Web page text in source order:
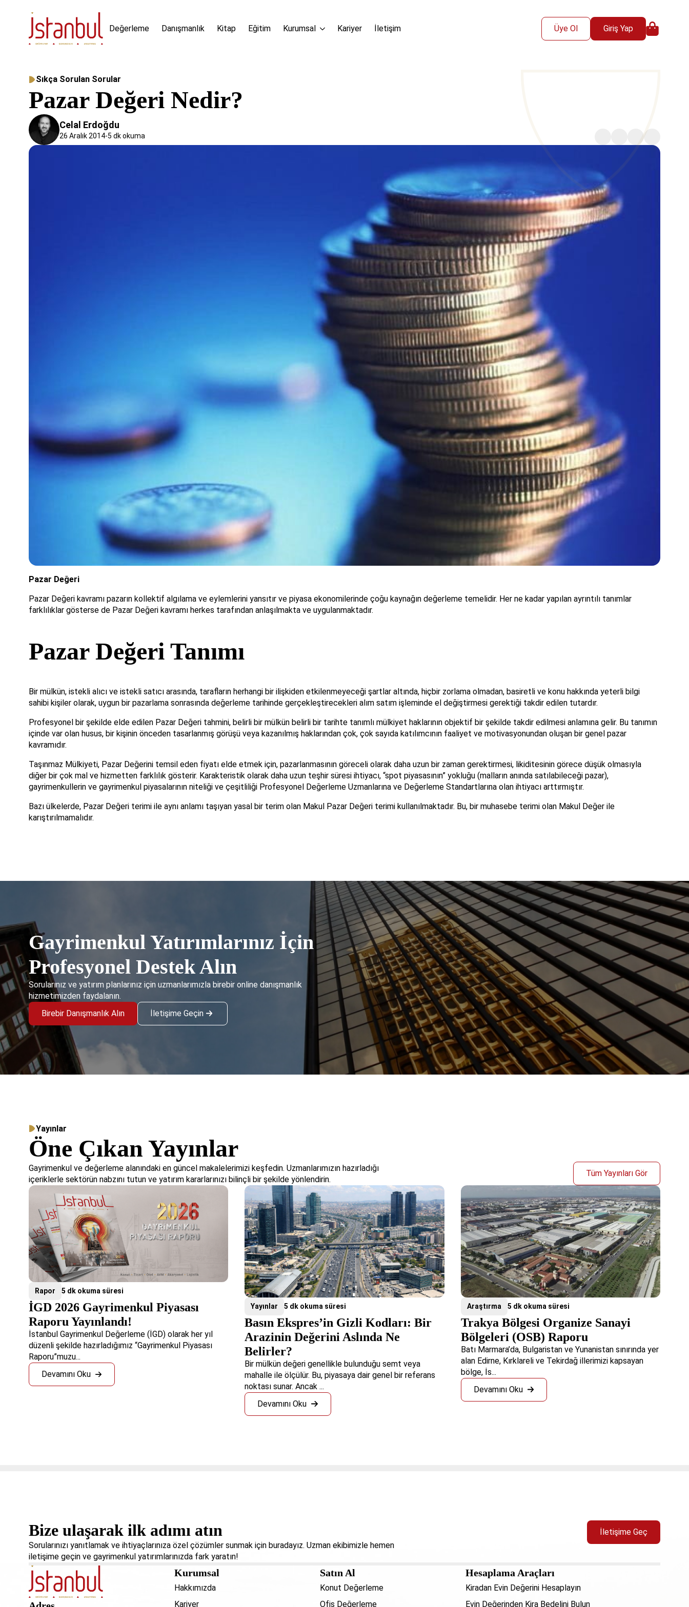
Değerleme Danışmanlık Kitap Eğitim Kurumsal Kariyer İletişim Üye Ol Giriş Yap
Sıkça Sorulan Sorular
Pazar Değeri Nedir?
Celal Erdoğdu
26 Aralık 2014-5 dk okuma
Pazar Değeri
Pazar Değeri kavramı pazarın kollektif algılama ve eylemlerini yansıtır ve piyasa ekonomilerinde çoğu kaynağın değerleme temelidir. Her ne kadar yapılan ayrıntılı tanımlar
farklılıklar gösterse de Pazar Değeri kavramı herkes tarafından anlaşılmakta ve uygulanmaktadır.
Pazar Değeri Tanımı
Bir mülkün, istekli alıcı ve istekli satıcı arasında, tarafların herhangi bir ilişkiden etkilenmeyeceği şartlar altında, hiçbir zorlama olmadan, basiretli ve konu hakkında yeterli bilgi
sahibi kişiler olarak, uygun bir pazarlama sonrasında değerleme tarihinde gerçekleştirecekleri alım satım işleminde el değiştirmesi gerektiği takdir edilen tutardır.
Profesyonel bir şekilde elde edilen Pazar Değeri tahmini, belirli bir mülkün belirli bir tarihte tanımlı mülkiyet haklarının objektif bir şekilde takdir edilmesi anlamına gelir. Bu tanımın
içinde var olan husus, bir kişinin önceden tasarlanmış görüşü veya kazanılmış haklarından çok, çok sayıda katılımcının faaliyet ve motivasyonundan oluşan bir genel pazar
kavramıdır.
Taşınmaz Mülkiyeti, Pazar Değerini temsil eden fiyatı elde etmek için, pazarlanmasının göreceli olarak daha uzun bir zaman gerektirmesi, likiditesinin görece düşük olmasıyla
diğer bir çok mal ve hizmetten farklılık gösterir. Karakteristik olarak daha uzun teşhir süresi ihtiyacı, “spot piyasasının” yokluğu (malların anında satılabileceği pazar),
gayrimenkullerin ve gayrimenkul piyasalarının niteliği ve çeşitliliği Profesyonel Değerleme Uzmanlarına ve Değerleme Standartlarına olan ihtiyacı arttırmıştır.
Bazı ülkelerde, Pazar Değeri terimi ile aynı anlamı taşıyan yasal bir terim olan Makul Pazar Değeri terimi kullanılmaktadır. Bu, bir muhasebe terimi olan Makul Değer ile
karıştırılmamalıdır.
Gayrimenkul Yatırımlarınız İçin
Profesyonel Destek Alın
Sorularınız ve yatırım planlarınız için uzmanlarımızla birebir online danışmanlık
hizmetimizden faydalanın.
Birebir Danışmanlık Alın
İletişime Geçin
Yayınlar
Öne Çıkan Yayınlar
Gayrimenkul ve değerleme alanındaki en güncel makalelerimizi keşfedin. Uzmanlarımızın hazırladığı
içeriklerle sektörün nabzını tutun ve yatırım kararlarınızı bilinçli bir şekilde yönlendirin.
Tüm Yayınları Gör
Rapor 5 dk okuma süresi
İGD 2026 Gayrimenkul Piyasası
Raporu Yayınlandı!
İstanbul Gayrimenkul Değerleme (İGD) olarak her yıl
düzenli şekilde hazırladığımız “Gayrimenkul Piyasası
Raporu”muzu...
Devamını Oku
Yayınlar 5 dk okuma süresi
Basın Ekspres’in Gizli Kodları: Bir
Arazinin Değerini Aslında Ne
Belirler?
Bir mülkün değeri genellikle bulunduğu semt veya
mahalle ile ölçülür. Bu, piyasaya dair genel bir referans
noktası sunar. Ancak ...
Devamını Oku
Araştırma 5 dk okuma süresi
Trakya Bölgesi Organize Sanayi
Bölgeleri (OSB) Raporu
Batı Marmara’da, Bulgaristan ve Yunanistan sınırında yer
alan Edirne, Kırklareli ve Tekirdağ illerimizi kapsayan
bölge, İs...
Devamını Oku
Bize ulaşarak ilk adımı atın
Sorularınızı yanıtlamak ve ihtiyaçlarınıza özel çözümler sunmak için buradayız. Uzman ekibimizle hemen
iletişime geçin ve gayrimenkul yatırımlarınızda fark yaratın!
İletişime Geç
Kurumsal
Hakkımızda
Kariyer
Satın Al
Konut Değerleme
Ofis Değerleme
Hesaplama Araçları
Kiradan Evin Değerini Hesaplayın
Evin Değerinden Kira Bedelini Bulun